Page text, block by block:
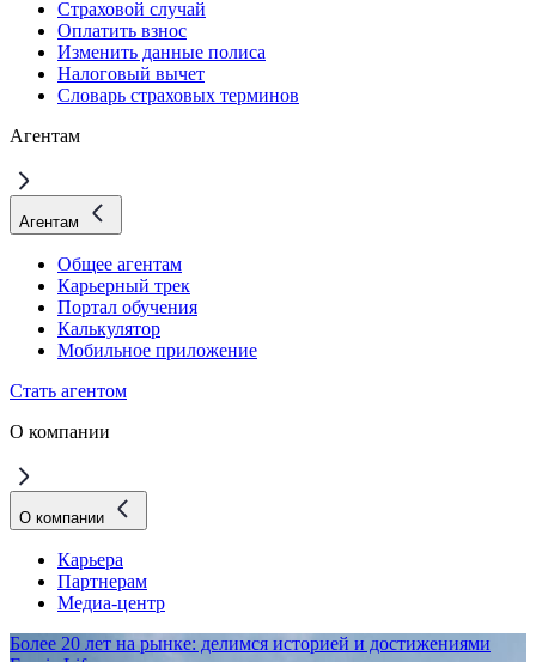
Страховой случай
Оплатить взнос
Изменить данные полиса
Налоговый вычет
Словарь страховых терминов
Агентам
Агентам
Общее агентам
Карьерный трек
Портал обучения
Калькулятор
Мобильное приложение
Стать агентом
О компании
О компании
Карьера
Партнерам
Медиа-центр
Более 20 лет на рынке: делимся историей и достижениями